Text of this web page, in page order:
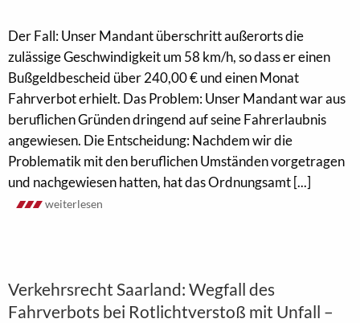
Der Fall: Unser Mandant überschritt außerorts die
zulässige Geschwindigkeit um 58 km/h, so dass er einen
Bußgeldbescheid über 240,00 € und einen Monat
Fahrverbot erhielt. Das Problem: Unser Mandant war aus
beruflichen Gründen dringend auf seine Fahrerlaubnis
angewiesen. Die Entscheidung: Nachdem wir die
Problematik mit den beruflichen Umständen vorgetragen
und nachgewiesen hatten, hat das Ordnungsamt [...]
weiterlesen
Verkehrsrecht Saarland: Wegfall des
Fahrverbots bei Rotlichtverstoß mit Unfall –